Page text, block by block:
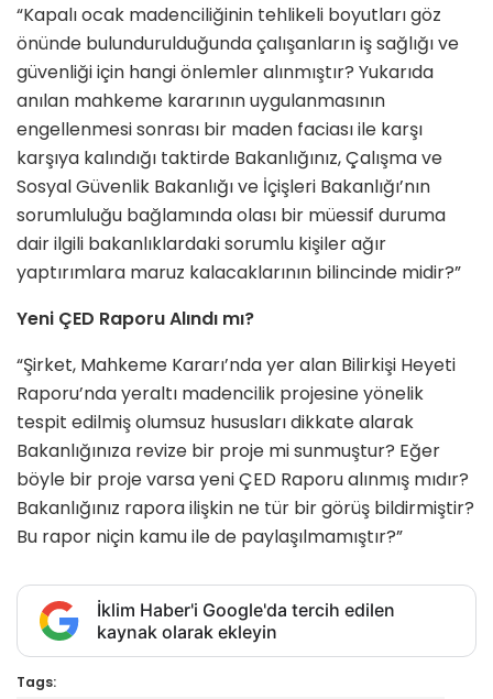
“Kapalı ocak madenciliğinin tehlikeli boyutları göz
önünde bulundurulduğunda çalışanların iş sağlığı ve
güvenliği için hangi önlemler alınmıştır? Yukarıda
anılan mahkeme kararının uygulanmasının
engellenmesi sonrası bir maden faciası ile karşı
karşıya kalındığı taktirde Bakanlığınız, Çalışma ve
Sosyal Güvenlik Bakanlığı ve İçişleri Bakanlığı’nın
sorumluluğu bağlamında olası bir müessif duruma
dair ilgili bakanlıklardaki sorumlu kişiler ağır
yaptırımlara maruz kalacaklarının bilincinde midir?”
Yeni ÇED Raporu Alındı mı?
“Şirket, Mahkeme Kararı’nda yer alan Bilirkişi Heyeti
Raporu’nda yeraltı madencilik projesine yönelik
tespit edilmiş olumsuz hususları dikkate alarak
Bakanlığınıza revize bir proje mi sunmuştur? Eğer
böyle bir proje varsa yeni ÇED Raporu alınmış mıdır?
Bakanlığınız rapora ilişkin ne tür bir görüş bildirmiştir?
Bu rapor niçin kamu ile de paylaşılmamıştır?”
İklim Haber'i Google'da tercih edilen
kaynak olarak ekleyin
Tags: